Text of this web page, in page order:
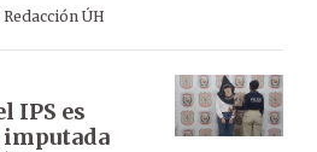
Redacción ÚH
IPS es